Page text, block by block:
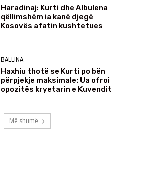
Haradinaj: Kurti dhe Albulena
qëllimshëm ia kanë djegë
Kosovës afatin kushtetues
BALLINA
Haxhiu thotë se Kurti po bën
përpjekje maksimale: Ua ofroi
opozitës kryetarin e Kuvendit
Më shumë